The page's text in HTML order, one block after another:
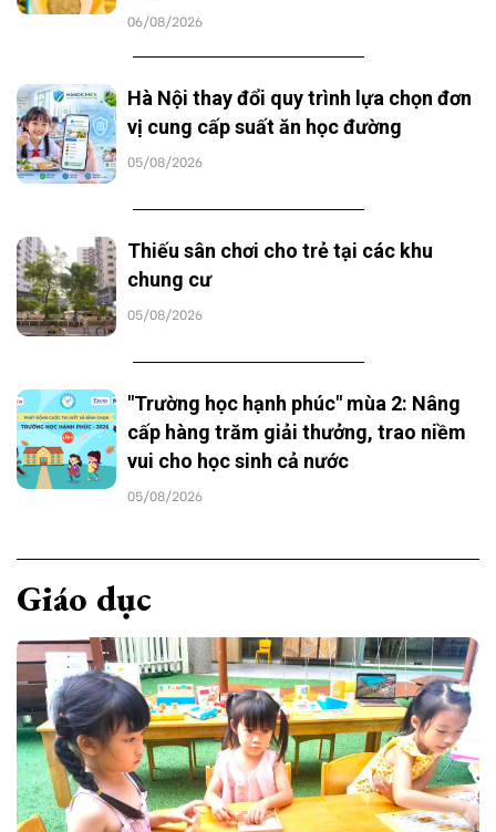
06/08/2026
Hà Nội thay đổi quy trình lựa chọn đơn
vị cung cấp suất ăn học đường
05/08/2026
Thiếu sân chơi cho trẻ tại các khu
chung cư
05/08/2026
"Trường học hạnh phúc" mùa 2: Nâng
cấp hàng trăm giải thưởng, trao niềm
vui cho học sinh cả nước
05/08/2026
Giáo dục